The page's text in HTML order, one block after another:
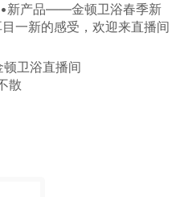
•新产品——金顿卫浴春季新
一新的感受，欢迎来直播间
卫浴直播间
散